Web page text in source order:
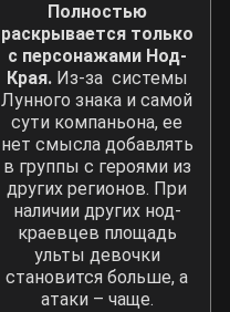
Полностью
раскрывается только
с персонажами Нод-
Края.Из-за системы
Лунного знака и самой
сути компаньона, ее
нет смысла добавлять
в группы с героями из
других регионов. При
наличии других нод-
краевцев площадь
ульты девочки
становится больше, а
атаки – чаще.